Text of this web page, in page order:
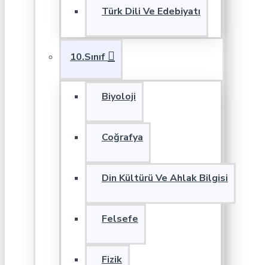
Türk Dili Ve Edebiyatı
10.Sınıf
Biyoloji
Coğrafya
Din Kültürü Ve Ahlak Bilgisi
Felsefe
Fizik